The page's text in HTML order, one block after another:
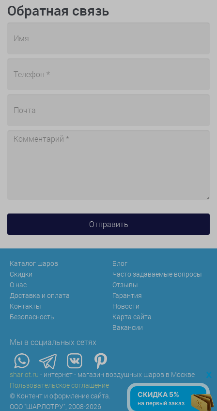
Обратная связь
Каталог шаров
Скидки
О нас
Доставка и оплата
Контакты
Безопасность
Блог
Часто задаваемые вопросы
Отзывы
Гарантия
Новости
Карта сайта
Вакансии
Мы в социальных сетях
sharlot.ru - интернет - магазин воздушных шаров в Москве
Пользовательское соглашение
© Контент и оформление сайта.
ООО "ШАРЛОТ.РУ", 2008-2026
x
СКИДКА 5%
на первый заказ